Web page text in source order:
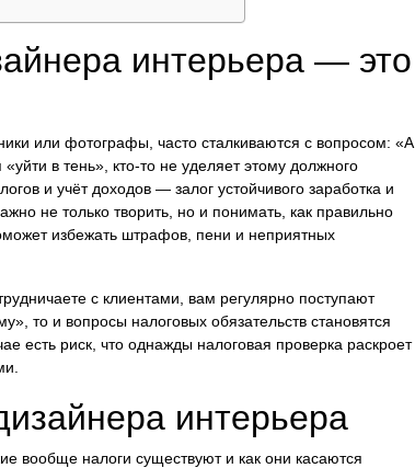
интерьера — это
или фотографы, часто сталкиваются с вопросом: «А
в тень», кто-то не уделяет этому должного
и учёт доходов — залог устойчивого заработка и
не только творить, но и понимать, как правильно
избежать штрафов, пени и неприятных
с клиентами, вам регулярно поступают
то и вопросы налоговых обязательств становятся
есть риск, что однажды налоговая проверка раскроет
интерьера
вообще налоги существуют и как они касаются